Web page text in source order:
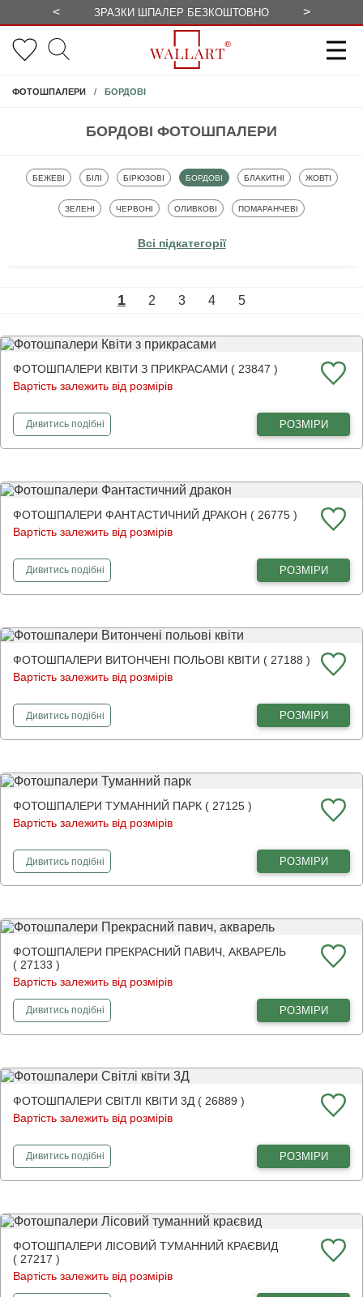
< ЗРАЗКИ ШПАЛЕР БЕЗКОШТОВНО >
БОРДОВІ ФОТОШПАЛЕРИ
ФОТОШПАЛЕРИ БОРДОВІ
ФОТОШПАЛЕРИ
БЕЖЕВІ ФОТОШПАЛЕРИ
БІЛІ ФОТОШПАЛЕРИ
БІРЮЗОВІ ФОТОШПАЛЕРИ
БОРДОВІ ФОТОШПАЛЕРИ
БЛАКИТНІ ЖОВТІ
ФОТОШПАЛЕРИ
ЗЕЛЕНІ ФОТОШПАЛЕРИ
ЧЕРВОНІ ФОТОШПАЛЕРИ
ОЛИВКОВІ ФОТОШПАЛЕРИ
ПОМАРАНЧЕВІ
ФОТОШПАЛЕРИ
ПЕРСИКОВІ ФОТОШПАЛЕРИ
РОЖЕВІ
ФОТОШПАЛЕРИ
КОЛЬОРИ ВЕСЕЛКИ ФОТОШПАЛЕРИ
ЧОРНО-БІЛІ
Всі підкатегорії
1 2 3 4 5
ФОТОШПАЛЕРИ КВІТИ З ПРИКРАСАМИ ( 23847 )
Вартість залежить від розмірів
Дивитисьфотошпалери
подібні РОЗМІРИ
ФОТОШПАЛЕРИ ФАНТАСТИЧНИЙ ДРАКОН ( 26775 )
Вартість залежить від розмірів
Дивитисьфотошпалери
подібні РОЗМІРИ
ФОТОШПАЛЕРИ ВИТОНЧЕНІ ПОЛЬОВІ КВІТИ ( 27188 )
Вартість залежить від розмірів
Дивитисьфотошпалери
подібні РОЗМІРИ
ФОТОШПАЛЕРИ ТУМАННИЙ ПАРК ( 27125 )
Вартість залежить від розмірів
Дивитисьфотошпалери
подібні РОЗМІРИ
ФОТОШПАЛЕРИ ПРЕКРАСНИЙ ПАВИЧ, АКВАРЕЛЬ
( 27133 )
Вартість залежить від розмірів
Дивитисьфотошпалери
подібні РОЗМІРИ
ФОТОШПАЛЕРИ СВІТЛІ КВІТИ 3Д ( 26889 )
Вартість залежить від розмірів
Дивитисьфотошпалери
подібні РОЗМІРИ
ФОТОШПАЛЕРИ ЛІСОВИЙ ТУМАННИЙ КРАЄВИД
( 27217 )
Вартість залежить від розмірів